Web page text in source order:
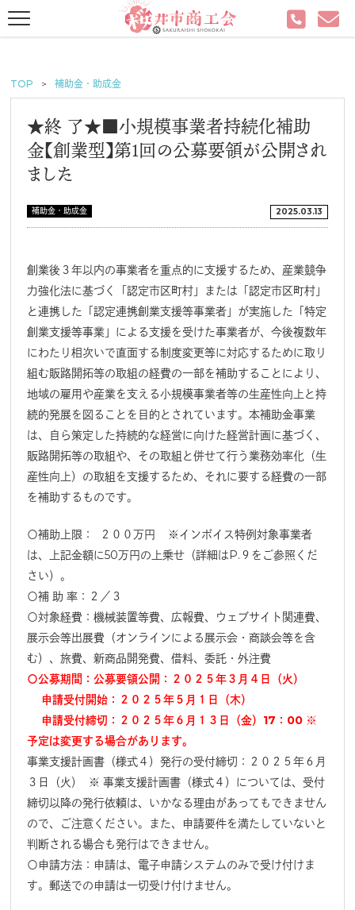
TOP 補助金・助成金
★終 了★■小規模事業者持続化補助
金【創業型】第1回の公募要領が公開され
ました
補助金・助成金 2025.03.13
創業後３年以内の事業者を重点的に支援するため、 産業競争
力強化法に基づく「認定市区町村」または「認定市区町村」
と連携した「認定連携創業支援等事業者」 が実施した「特定
創業支援等事業」による支援を受けた事業者が、今後複数年
にわたり相次いで直面する制度変更等に対応するために取り
組む販路開拓等の取組の経費の一部を補助することにより、
地域の雇用や産業を支える小規模事業者等の生産性向上と持
続的発展を図ることを目的とされています。本補助金事業
は、 自ら策定した持続的な経営に向けた経営計画に基づく、
販路開拓等の取組や、その取組と併せて行う業務効率化（生
産性向上）の取組を支援するため、 それに要する経費の一部
を補助するものです。
〇補助上限： ２００万円 ※インボイス特例対象事業者
は、上記金額に50万円の上乗せ（詳細はP.９をご参照くだ
さい）。
〇補 助 率：２／３
〇対象経費：機械装置等費、広報費、ウェブサイト関連費、
展示会等出展費（オンラインによる展示会・商談会等を含
む）、旅費、新商品開発費、借料、委託・外注費
〇公募期間：公募要領公開：２０２５年３月４日（火）
申請受付開始：２０２５年５月１日（木）
申請受付締切：２０２５年６月１３日（金）17：00 ※
予定は変更する場合があります。
事業支援計画書（様式４）発行の受付締切：２０２５年６月
３日（火） ※ 事業支援計画書（様式４）については、 受付
締切以降の発行依頼は、 いかなる理由があってもできません
ので、ご注意ください。また、 申請要件を満たしていないと
判断される場合も発行はできません。
〇申請方法：申請は、電子申請システムのみで受け付けま
す。郵送での申請は一切受け付けません。